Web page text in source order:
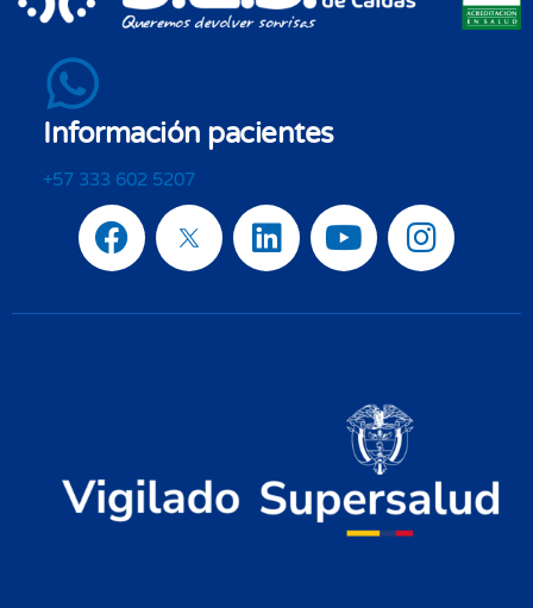
Información pacientes
+57 333 602 5207